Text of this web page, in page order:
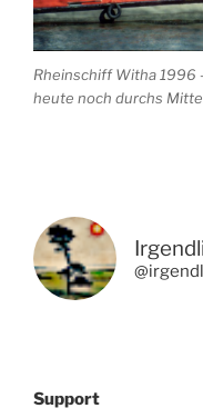
Rheinschiff Witha 1996
heute noch durchs
Support